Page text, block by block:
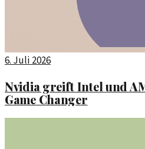
6. Juli 2026
Nvidia greift Intel und
Game Changer